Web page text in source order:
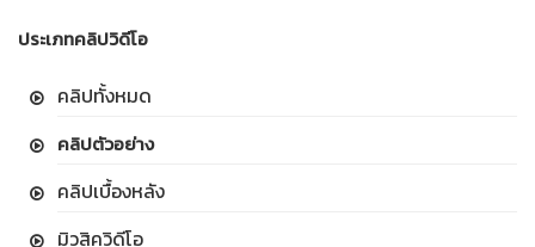
ประเภทคลิปวิดีโอ
คลิปทั้งหมด
คลิปตัวอย่าง
คลิปเบื้องหลัง
มิวสิควิดีโอ